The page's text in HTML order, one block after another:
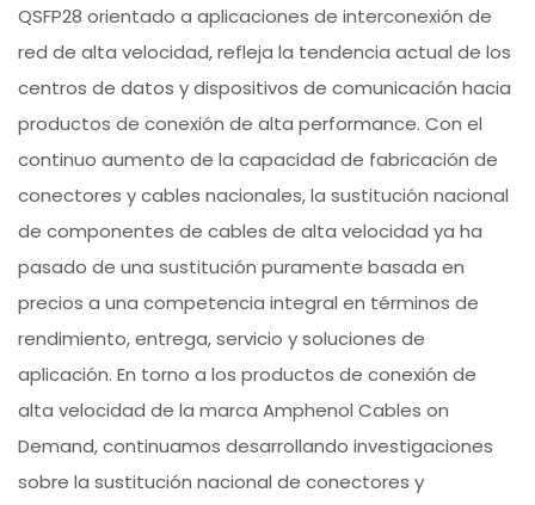
QSFP28 orientado a aplicaciones de interconexión de
red de alta velocidad, refleja la tendencia actual de los
centros de datos y dispositivos de comunicación hacia
productos de conexión de alta performance. Con el
continuo aumento de la capacidad de fabricación de
conectores y cables nacionales, la sustitución nacional
de componentes de cables de alta velocidad ya ha
pasado de una sustitución puramente basada en
precios a una competencia integral en términos de
rendimiento, entrega, servicio y soluciones de
aplicación. En torno a los productos de conexión de
alta velocidad de la marca Amphenol Cables on
Demand, continuamos desarrollando investigaciones
sobre la sustitución nacional de conectores y